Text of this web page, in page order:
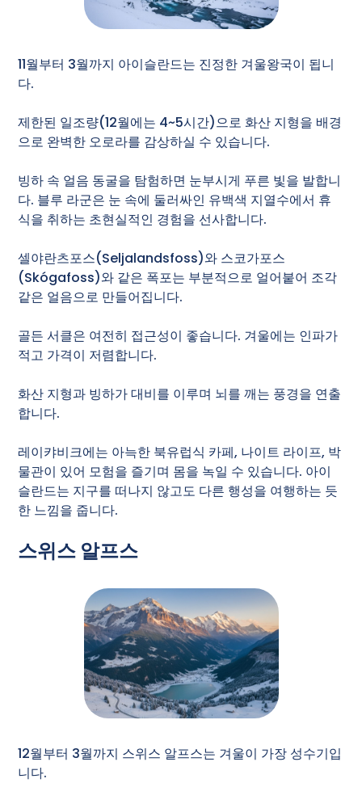
11월부터 3월까지 아이슬란드는 진정한 겨울왕국이 됩니
다.
제한된 일조량(12월에는 4~5시간)으로 화산 지형을 배경
으로 완벽한 오로라를 감상하실 수 있습니다.
빙하 속 얼음 동굴을 탐험하면 눈부시게 푸른 빛을 발합니
다. 블루 라군은 눈 속에 둘러싸인 유백색 지열수에서 휴
식을 취하는 초현실적인 경험을 선사합니다.
셀야란츠포스(Seljalandsfoss)와 스코가포스
(Skógafoss)와 같은 폭포는 부분적으로 얼어붙어 조각
같은 얼음으로 만들어집니다.
골든 서클은 여전히 접근성이 좋습니다. 겨울에는 인파가
적고 가격이 저렴합니다.
화산 지형과 빙하가 대비를 이루며 뇌를 깨는 풍경을 연출
합니다.
레이캬비크에는 아늑한 북유럽식 카페, 나이트 라이프, 박
물관이 있어 모험을 즐기며 몸을 녹일 수 있습니다. 아이
슬란드는 지구를 떠나지 않고도 다른 행성을 여행하는 듯
한 느낌을 줍니다.
스위스 알프스
12월부터 3월까지 스위스 알프스는 겨울이 가장 성수기입
니다.